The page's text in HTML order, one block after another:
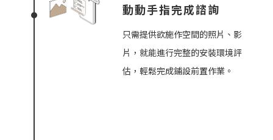
動動手指完成諮詢
只需提供欲施作空間的照片、影
片，就能進行完整的安裝環境評
估，輕鬆完成鋪設前置作業。